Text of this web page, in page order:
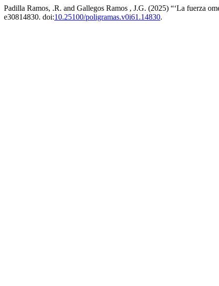
Padilla Ramos, .R. and Gallegos Ramos , J.G. (2025) “‘La fuerza
e30814830. doi:10.25100/poligramas.v0i61.14830.